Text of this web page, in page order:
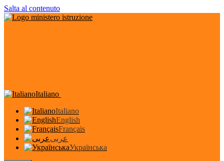
Salta al contenuto
Italiano
Italiano
English
Français
عربى
Українська